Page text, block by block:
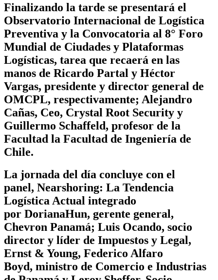
Finalizando la tarde se presentará el
Observatorio Internacional de Logística
Preventiva y la Convocatoria al 8° Foro
Mundial de Ciudades y Plataformas
Logísticas, tarea que recaerá en las
manos de Ricardo Partal y Héctor
Vargas, presidente y director general de
OMCPL, respectivamente; Alejandro
Cañas, Ceo, Crystal Root Security y
Guillermo Schaffeld, profesor de la
Facultad la Facultad de Ingeniería de
Chile.
La jornada del día concluye con el
panel, Nearshoring: La Tendencia
Logística Actual integrado
por DorianaHun, gerente general,
Chevron Panamá; Luis Ocando, socio
director y líder de Impuestos y Legal,
Ernst & Young, Federico Alfaro
Boyd, ministro de Comercio e Industrias